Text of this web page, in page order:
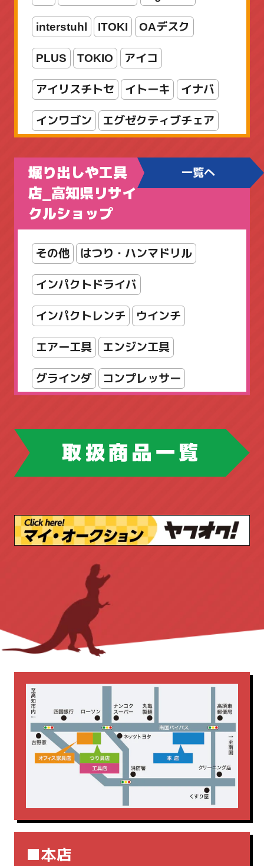
リール ルアー ロッド
ロッド・リールセット
入門セット 新着商品 海水 竿
船竿
interstuhl ITOKI OAデスク
PLUS TOKIO アイコ
アイリスチトセ イトーキ イナバ
インワゴン エグゼクティブチェア
カウンター カリモク
シューズボックス
スタッキング スツール
スリッパラック セット
ダイヤル錠 パンフレットスタンド
パーティション
フォールディングテーブル
フリーアドレスデスク ホウトク
マネージメントデスク
ラテラルキャビネット ロッカー
会議テーブル
内田洋行 平机
応接セット 新着商品
片袖机 生興 脇机 藤沢工業
堀り出しや工具
店_高知県リサイ
クルショップ
一覧へ
その他 はつり・ハンマドリル
インパクトドライバ
インパクトレンチ ウインチ
エアー工具 エンジン工具
グラインダ コンプレッサー
ツールボックス
作業台 切断機 台車 園芸工具
工具店
新着商品 測量・測定
無線機 照明
研削・研磨機
釘打機 集じん機・掃除機
電動工具 電気カンナ
取扱商品一覧
■本店